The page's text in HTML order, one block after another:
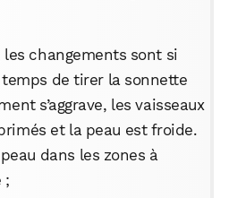
changements sont si
temps de tirer la sonnette
s’aggrave, les vaisseaux
et la peau est froide.
dans les zones à
;